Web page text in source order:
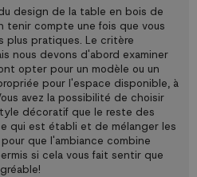
design de la table en bois de
tenir compte une fois que vous
plus pratiques. Le critère
nous devons d'abord examiner
opter pour un modèle ou un
pour l'espace disponible, à
avez la possibilité de choisir
décoratif que le reste des
qui est établi et de mélanger les
que l'ambiance combine
si cela vous fait sentir que